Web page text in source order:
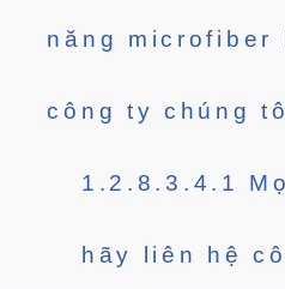
năng
công ty chúng
1.2.8.3.4.1
hãy liên hệ